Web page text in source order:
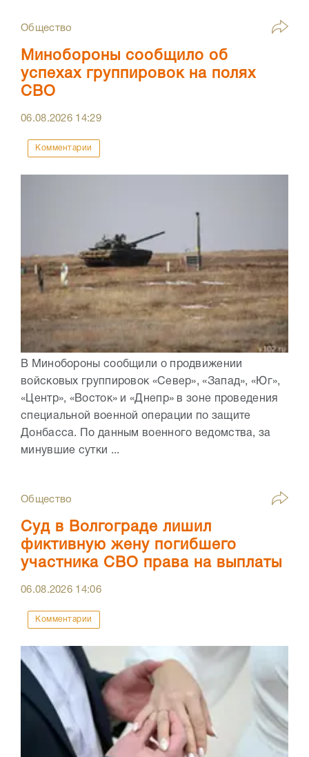
Общество
Минобороны сообщило об
успехах группировок на полях
СВО
06.08.2026 14:29
Комментарии
В Минобороны сообщили о продвижении
войсковых группировок «Север», «Запад», «Юг»,
«Центр», «Восток» и «Днепр» в зоне проведения
специальной военной операции по защите
Донбасса. По данным военного ведомства, за
минувшие сутки ...
Общество
Суд в Волгограде лишил
фиктивную жену погибшего
участника СВО права на выплаты
06.08.2026 14:06
Комментарии